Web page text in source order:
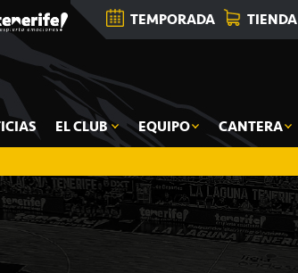
TEMPORADA TIENDA
EL CLUB EQUIPO CANTERA